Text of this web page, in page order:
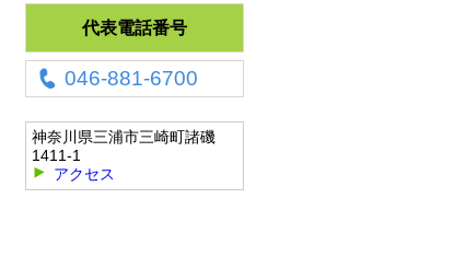
代表電話番号
046-881-6700
神奈川県三浦市三崎町諸磯
1411-1
アクセス